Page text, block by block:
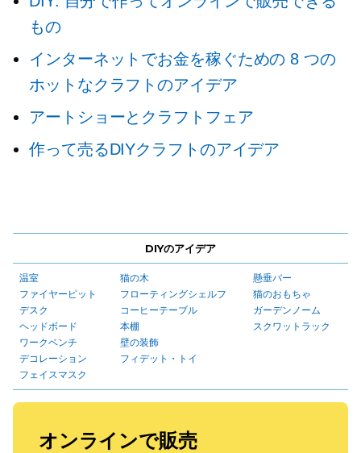
もの
インターネットでお金を稼ぐための 8 つの
ホットなクラフトのアイデア
アートショーとクラフトフェア
作って売るDIYクラフトのアイデア
DIYのアイデア
温室
ファイヤーピット
デスク
ヘッドボード
ワークベンチ
デコレーション
フェイスマスク
猫の木
フローティングシェルフ
コーヒーテーブル
本棚
壁の装飾
フィデット・トイ
懸垂バー
猫のおもちゃ
ガーデンノーム
スクワットラック
オンラインで販売